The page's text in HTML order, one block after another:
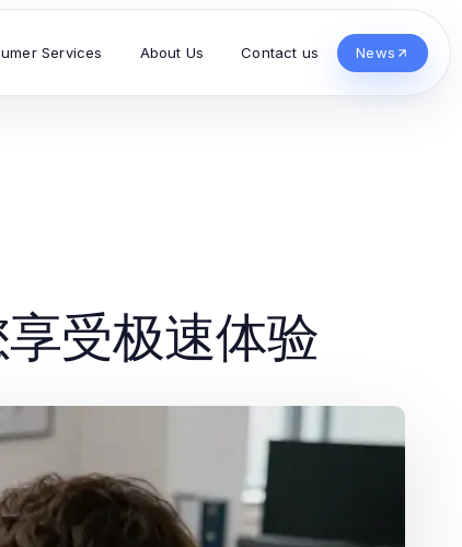
Services About Us Contact us News
受极速体验